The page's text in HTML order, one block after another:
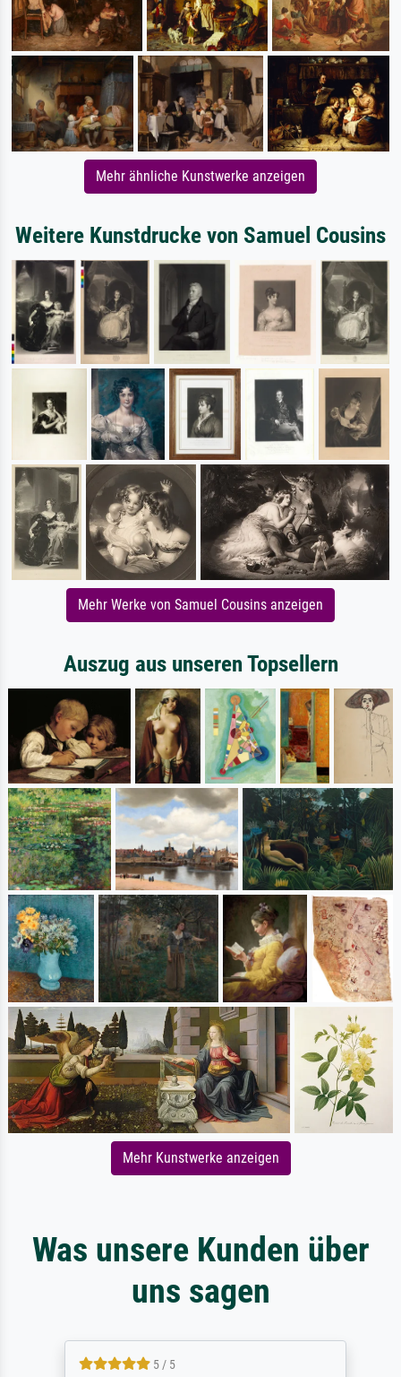
Mehr ähnliche Kunstwerke anzeigen
Weitere Kunstdrucke von Samuel Cousins
Mehr Werke von Samuel Cousins anzeigen
Auszug aus unseren Topsellern
Mehr Kunstwerke anzeigen
Was unsere Kunden über
uns sagen
5 / 5